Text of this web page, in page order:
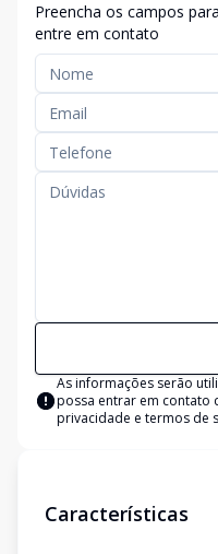
Preencha os campos
entre em contato
As informações serão
possa entrar em contato
privacidade e termos de
Características